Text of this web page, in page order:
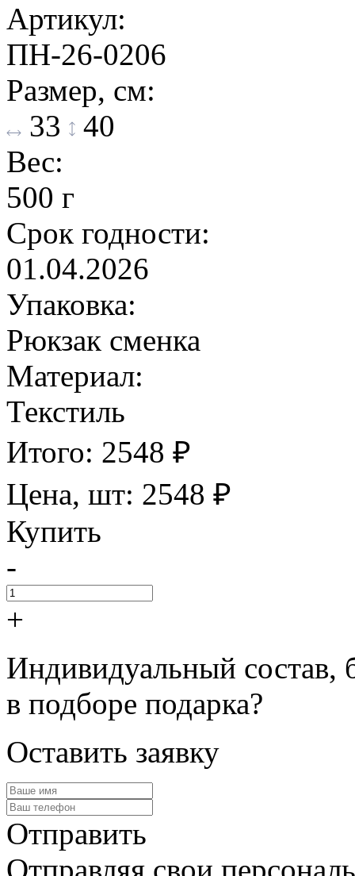
Артикул:
ПН-26-0206
Размер, см:
33
40
Вес:
500 г
Срок годности:
01.04.2026
Упаковка:
Рюкзак сменка
Материал:
Текстиль
Итого: 2548 ₽
Цена, шт: 2548 ₽
Купить
-
+
Индивидуальный состав,
в подборе подарка?
Оставить заявку
Отправить
Отправляя свои